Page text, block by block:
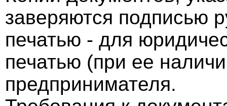
заверяются подписью
печатью - для
печатью (при ее
предпринимателя.